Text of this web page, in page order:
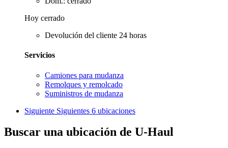
Hoy cerrado
Devolución del cliente 24 horas
Servicios
Camiones para mudanza
Remolques y remolcado
Suministros de mudanza
Siguiente Siguientes 6 ubicaciones
Buscar una ubicación de U-Haul